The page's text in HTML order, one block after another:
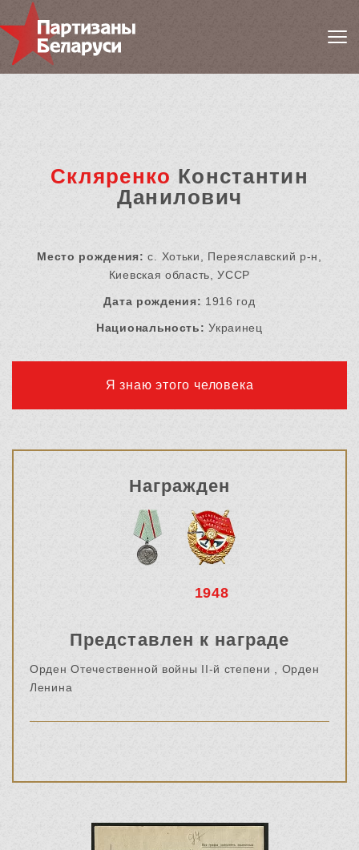
Скляренко Константин
Данилович
Место рождения: с. Хотьки, Переяславский р-н,
Киевская область, УССР
Дата рождения: 1916 год
Национальность: Украинец
Я знаю этого человека
Награжден
1948
Представлен к награде
Орден Отечественной войны II-й степени , Орден
Ленина